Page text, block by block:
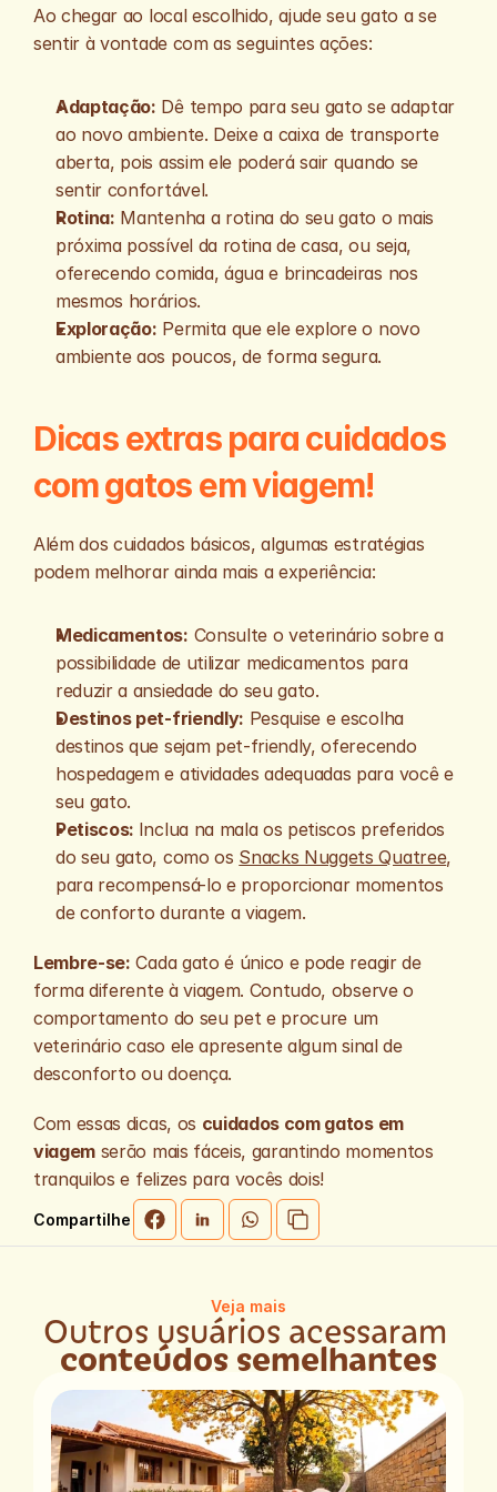
Ao chegar ao local escolhido, ajude seu gato a se
sentir à vontade com as seguintes ações:
Adaptação: Dê tempo para seu gato se adaptar
ao novo ambiente. Deixe a caixa de transporte
aberta, pois assim ele poderá sair quando se
sentir confortável.
Rotina: Mantenha a rotina do seu gato o mais
próxima possível da rotina de casa, ou seja,
oferecendo comida, água e brincadeiras nos
mesmos horários.
Exploração: Permita que ele explore o novo
ambiente aos poucos, de forma segura.
Dicas extras para cuidados
com gatos em viagem!
Além dos cuidados básicos, algumas estratégias
podem melhorar ainda mais a experiência:
Medicamentos: Consulte o veterinário sobre a
possibilidade de utilizar medicamentos para
reduzir a ansiedade do seu gato.
Destinos pet-friendly: Pesquise e escolha
destinos que sejam pet-friendly, oferecendo
hospedagem e atividades adequadas para você e
seu gato.
Petiscos: Inclua na mala os petiscos preferidos
do seu gato, como os Snacks Nuggets Quatree,
para recompensá-lo e proporcionar momentos
de conforto durante a viagem.
Lembre-se: Cada gato é único e pode reagir de
forma diferente à viagem. Contudo, observe o
comportamento do seu pet e procure um
veterinário caso ele apresente algum sinal de
desconforto ou doença.
Com essas dicas, os cuidados com gatos em
viagem serão mais fáceis, garantindo momentos
tranquilos e felizes para vocês dois!
Compartilhe
Veja mais
conteúdos semelhantes